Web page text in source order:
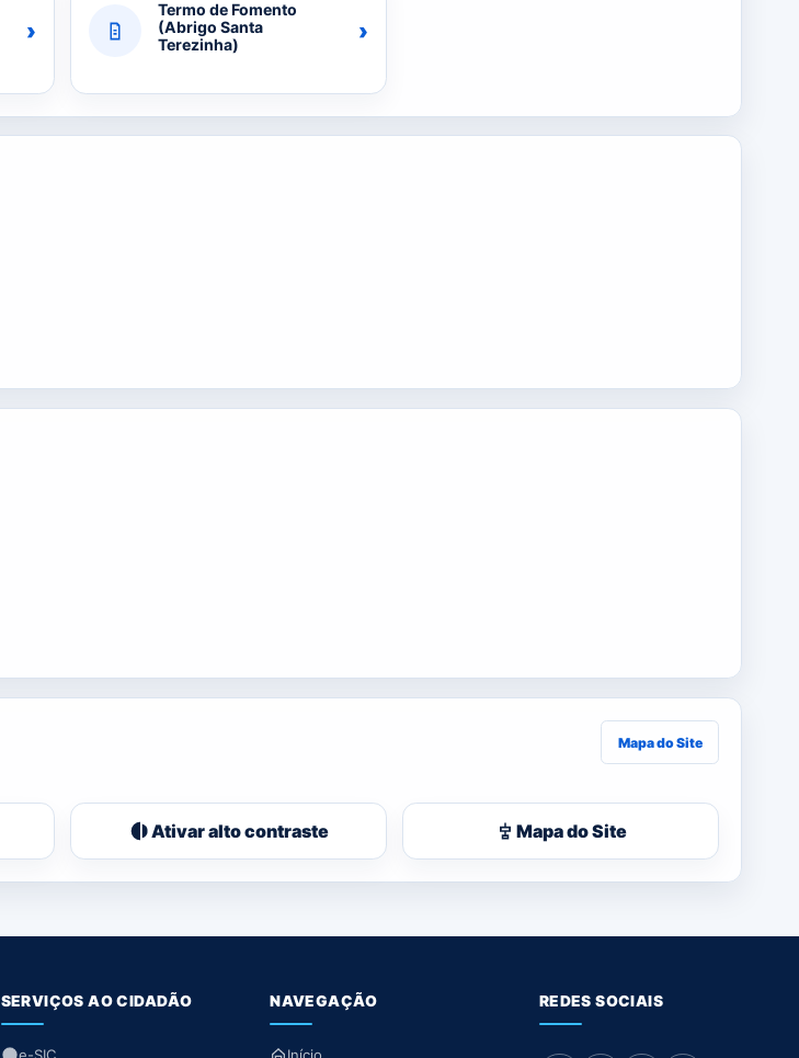
›
Termo de Fomento
(Abrigo Santa
Terezinha)
›
Mapa do Site
Ativar alto contraste Mapa do Site
SERVIÇOS AO CIDADÃO NAVEGAÇÃO REDES SOCIAIS